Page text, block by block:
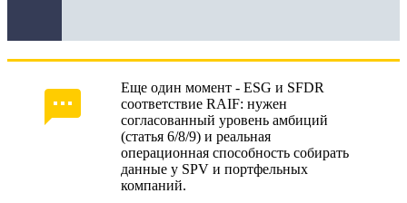
Еще один момент - ESG и SFDR
соответствие RAIF: нужен
согласованный уровень амбиций
(статья 6/8/9) и реальная
операционная способность собирать
данные у SPV и портфельных
компаний.